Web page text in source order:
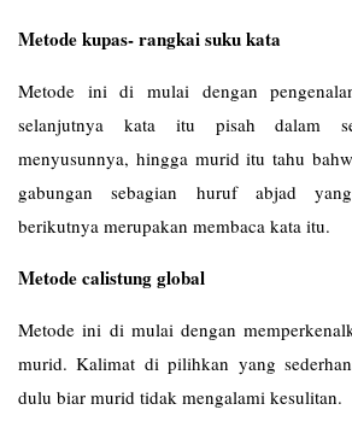
Metode kupas- rangkai suku kata
Metode ini di mulai dengan
selanjutnya kata itu pisah dalam
menyusunnya, hingga murid itu tahu
gabungan sebagian huruf abjad
berikutnya merupakan membaca kata itu.
Metode calistung global
Metode ini di mulai dengan
murid. Kalimat di pilihkan yang
dulu biar murid tidak mengalami kesulitan.